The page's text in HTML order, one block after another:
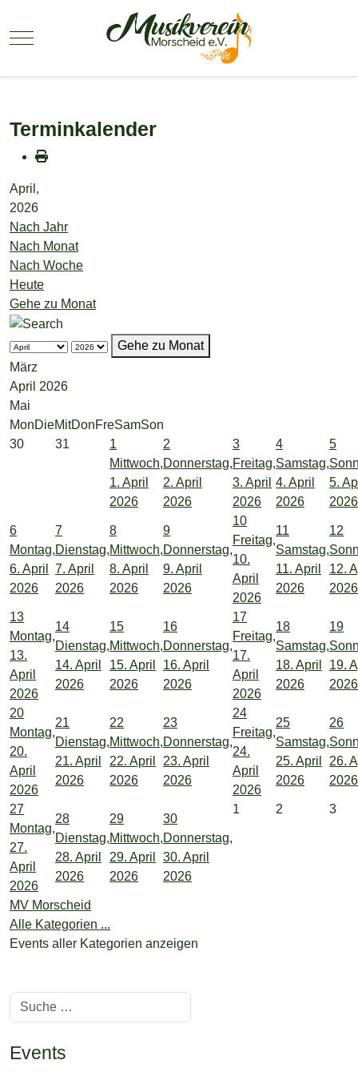
Mobile Menu Toggle
Terminkalender
April,
2026
Nach Jahr
Nach Monat
Nach Woche
Heute
Gehe zu Monat
Gehe zu Monat
März
April 2026
Mai
MonDieMitDonFreSamSon
30
31
1
Mittwoch,
1. April
2026
2
Donnerstag,
2. April
2026
3
Freitag,
3. April
2026
4
Samstag,
4. April
2026
5
5.
2026
6
Montag,
6. April
2026
7
Dienstag,
7. April
2026
8
Mittwoch,
8. April
2026
9
Donnerstag,
9. April
2026
10
Freitag,
10.
April
2026
11
Samstag,
11. April
2026
12
12.
2026
13
Montag,
13.
April
2026
14
Dienstag,
14. April
2026
15
Mittwoch,
15. April
2026
16
Donnerstag,
16. April
2026
17
Freitag,
17.
April
2026
18
Samstag,
18. April
2026
19
19.
2026
20
Montag,
20.
April
2026
21
Dienstag,
21. April
2026
22
Mittwoch,
22. April
2026
23
Donnerstag,
23. April
2026
24
Freitag,
24.
April
2026
25
Samstag,
25. April
2026
26
26.
2026
27
Montag,
27.
April
2026
28
Dienstag,
28. April
2026
29
Mittwoch,
29. April
2026
30
Donnerstag,
30. April
2026
1 2 3
MV Morscheid
Alle Kategorien ...
Events aller Kategorien anzeigen
Suchen
Events